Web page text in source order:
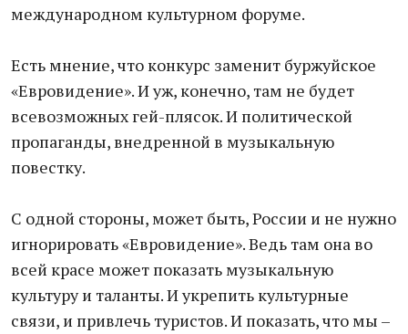
международном культурном форуме.
Есть мнение, что конкурс заменит буржуйское
«Евровидение». И уж, конечно, там не будет
всевозможных гей-плясок. И политической
пропаганды, внедренной в музыкальную
повестку.
С одной стороны, может быть, России и не нужно
игнорировать «Евровидение». Ведь там она во
всей красе может показать музыкальную
культуру и таланты. И укрепить культурные
связи, и привлечь туристов. И показать, что мы –